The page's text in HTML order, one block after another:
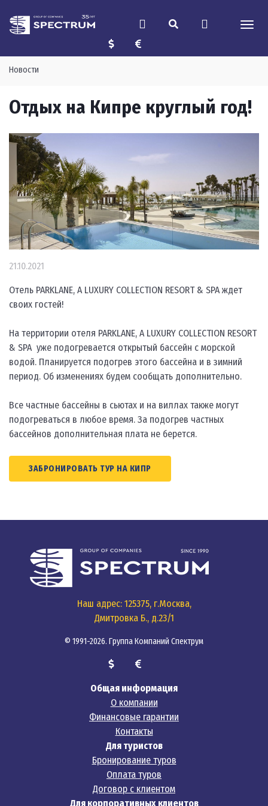
Новости
Отдых на Кипре круглый год!
21.10.2021
Отель PARKLANE, A LUXURY COLLECTION RESORT & SPA ждет
своих гостей!
На территории отеля PARKLANE, A LUXURY COLLECTION RESORT
& SPA уже подогревается открытый бассейн с морской
водой. Планируется подогрев этого бассейна и в зимний
период. Об изменениях будем сообщать дополнительно.
Все частные бассейны в сьютах и на виллах также могут
подогреваться в любое время. За подогрев частных
бассейнов дополнительная плата не берется.
ЗАБРОНИРОВАТЬ ТУР НА КИПР
Наш адрес: 125375, г.Москва,
Дмитровка Б., д.23/1
© 1991-2026. Группа Компаний Спектрум
Общая информация
О компании
Финансовые гарантии
Контакты
Для туристов
Бронирование туров
Оплата туров
Договор с клиентом
Для корпоративных клиентов